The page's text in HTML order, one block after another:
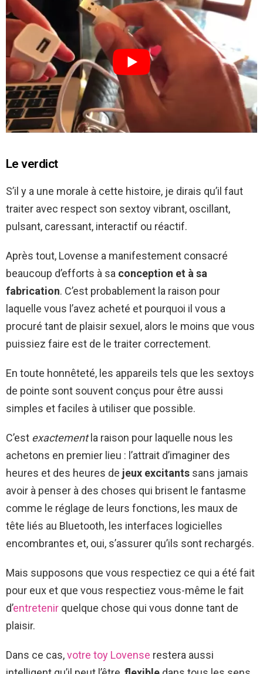
Le verdict
S’il y a une morale à cette histoire, je dirais qu’il faut
traiter avec respect son sextoy vibrant, oscillant,
pulsant, caressant, interactif ou réactif.
Après tout, Lovense a manifestement consacré
beaucoup d’efforts à sa conception et à sa
fabrication. C’est probablement la raison pour
laquelle vous l’avez acheté et pourquoi il vous a
procuré tant de plaisir sexuel, alors le moins que vous
puissiez faire est de le traiter correctement.
En toute honnêteté, les appareils tels que les sextoys
de pointe sont souvent conçus pour être aussi
simples et faciles à utiliser que possible.
C’est exactementla raison pour laquelle nous les
achetons en premier lieu : l’attrait d’imaginer des
heures et des heures de jeux excitants sans jamais
avoir à penser à des choses qui brisent le fantasme
comme le réglage de leurs fonctions, les maux de
tête liés au Bluetooth, les interfaces logicielles
encombrantes et, oui, s’assurer qu’ils sont rechargés.
Mais supposons que vous respectiez ce qui a été fait
pour eux et que vous respectiez vous-même le fait
d’entretenir quelque chose qui vous donne tant de
plaisir.
Dans ce cas,votre toy Lovense restera aussi